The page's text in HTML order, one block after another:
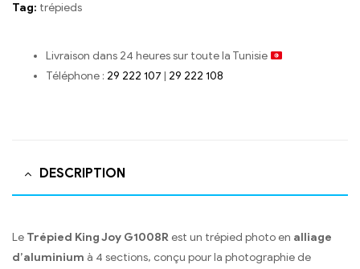
Tag: trépieds
Livraison dans 24 heures sur toute la Tunisie
Téléphone : 29 222 107 29 222 108
DESCRIPTION
Le Trépied King Joy G1008R est un trépied photo en alliage
d’aluminium à 4 sections, conçu pour la photographie de